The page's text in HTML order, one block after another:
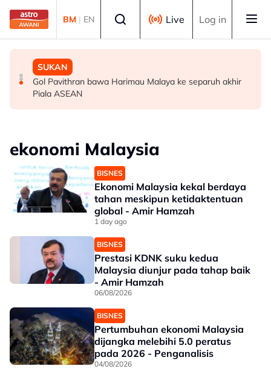
Skip to main content
BM | EN Live Log in
MALAYSIA
Berita tempatan pilihan sepanjang hari ini
MALAYSIA
Bapa lemas cuba selamatkan anak jatuh kolam ikan
SUKAN
Gol Pavithran bawa Harimau Malaya ke separuh akhir
Piala ASEAN
ekonomi Malaysia
BISNES
Ekonomi Malaysia kekal berdaya
tahan meskipun ketidaktentuan
global - Amir Hamzah
1 day ago
BISNES
Prestasi KDNK suku kedua
Malaysia diunjur pada tahap baik
- Amir Hamzah
06/08/2026
BISNES
Pertumbuhan ekonomi Malaysia
dijangka melebihi 5.0 peratus
pada 2026 - Penganalisis
04/08/2026